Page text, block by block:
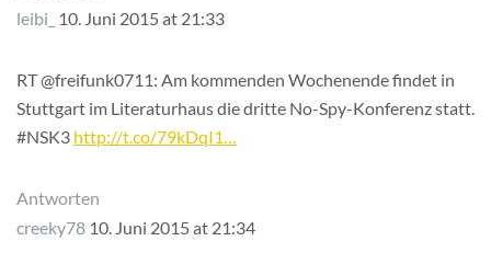
leibi_
10. Juni 2015 at 21:33
RT @freifunk0711: Am kommenden Wochenende findet in
Stuttgart im Literaturhaus die dritte No-Spy-Konferenz statt.
#NSK3 http://t.co/79kDqI1…
Antworten
creeky78 10. Juni 2015 at 21:34